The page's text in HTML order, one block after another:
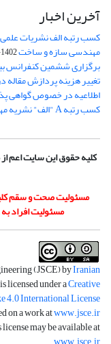
آخرین اخبار
کسب رتبه الف نشریات
مهندسی سازه و ساخت1402-06-17
برگزاری ششمین کنفرانس
تغییر هزینه پردازش
اطلاعیه در خصوص گواهی
کسب رتبه A "الف" نشریه مهندسی سازه و ساخت
کلیه حقوق این سایت اعم
مسئولیت صحت و سقم
مسئولیت افراد
(JSCE) byIranian
is licensed under aCreative
International License
on a work atwww.jsce.ir
may be available at